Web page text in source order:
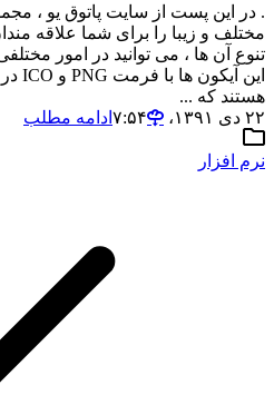
مختلف و زیبا را برای شما علاقه
تنوع آن ها ، می توانید در امور
هستند که ...
۲۲ دی ۱۳۹۱،‏ ۷:۵۴
ادامه مطلب
نرم افزار